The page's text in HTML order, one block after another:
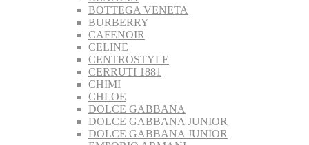
BOTTEGA VENETA
BURBERRY
CAFENOIR
CELINE
CENTROSTYLE
CERRUTI 1881
CHIMI
CHLOE
DOLCE GABBANA
DOLCE GABBANA JUNIOR
DOLCE GABBANA JUNIOR